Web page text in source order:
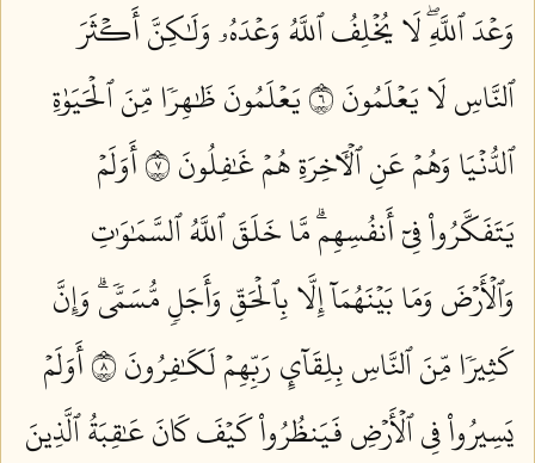
وَعۡدَ ٱللَّهِۖ لَا يُخۡلِفُ ٱللَّهُ وَعۡدَهُۥ وَلَٰكِنَّ أَكۡثَرَ
ٱلنَّاسِ لَا يَعۡلَمُونَ ٦
يَعۡلَمُونَ ظَٰهِرٗا مِّنَ ٱلۡحَيَوٰةِ
ٱلدُّنۡيَا وَهُمۡ عَنِ ٱلۡأٓخِرَةِ هُمۡ غَٰفِلُونَ ٧
أَوَلَمۡ
يَتَفَكَّرُواْ فِيٓ أَنفُسِهِمۗ مَّا خَلَقَ ٱللَّهُ ٱلسَّمَٰوَٰتِ
وَٱلۡأَرۡضَ وَمَا بَيۡنَهُمَآ إِلَّا بِٱلۡحَقِّ وَأَجَلٖ مُّسَمّٗىۗ وَإِنَّ
كَثِيرٗا مِّنَ ٱلنَّاسِ بِلِقَآيِٕ رَبِّهِمۡ لَكَٰفِرُونَ ٨
أَوَلَمۡ
يَسِيرُواْ فِي ٱلۡأَرۡضِ فَيَنظُرُواْ كَيۡفَ كَانَ عَٰقِبَةُ ٱلَّذِينَ